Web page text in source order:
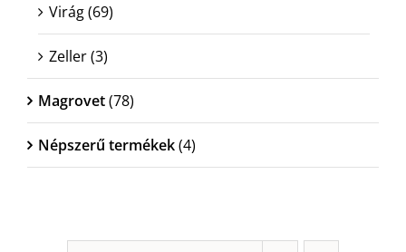
Virág(69)
Zeller(3)
Magrovet(78)
Népszerű termékek(4)